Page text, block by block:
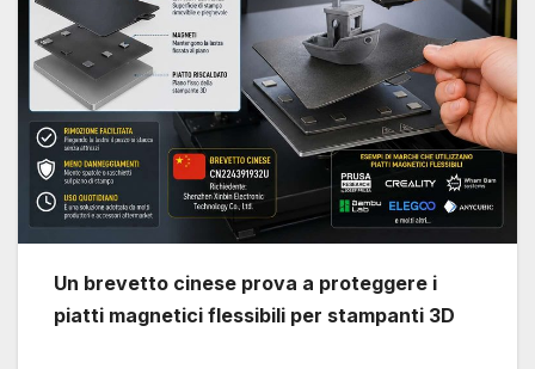
Un brevetto cinese prova a proteggere i
piatti magnetici flessibili per stampanti 3D